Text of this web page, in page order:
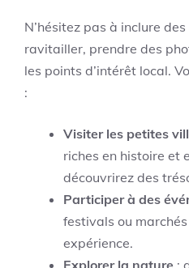
N’hésitez pas à inclure
ravitailler, prendre des
les points d’intérêt local.
:
Visiter les petites
riches en histoire et
découvrirez des
Participer à des
festivals ou
expérience.
Explorer la nature :